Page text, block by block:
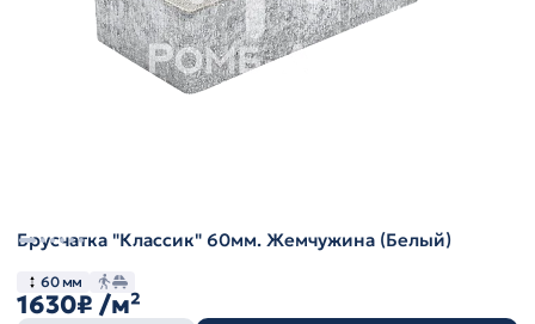
Брусчатка "Классик" 60мм. Жемчужина (Белый)
60 мм
1630₽ /м²